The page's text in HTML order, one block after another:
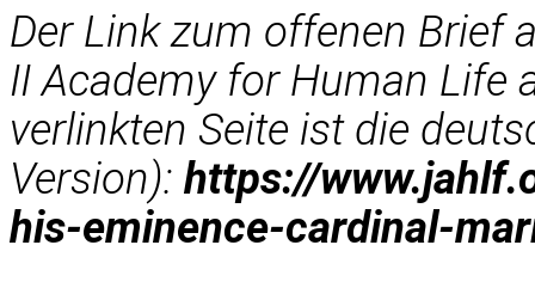
Der Link zum offenen Brief
II Academy for Human Life
verlinkten Seite ist die
Version): https://
his-eminence-cardinal-